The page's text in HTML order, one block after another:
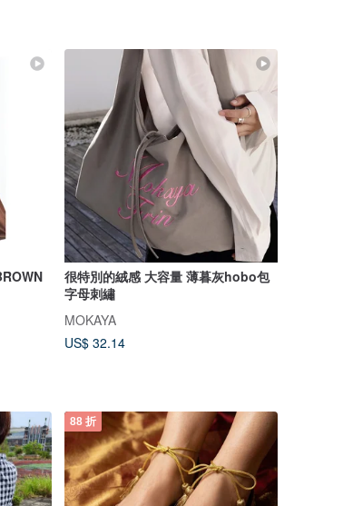
很特別的絨感 大容量 薄暮灰hobo包
字母刺繡
MOKAYA
US$ 32.14
88 折